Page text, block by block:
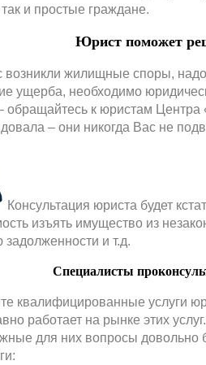
и простые граждане.
Юрист поможет
возникли жилищные споры,
ущерба, необходимо
обращайтесь к юристам
– они никогда Вас не
Консультация юриста будет
изъять имущество из
задолженности и т.д.
Специалисты
квалифицированные услуги
работает на рынке этих
для них вопросы довольно